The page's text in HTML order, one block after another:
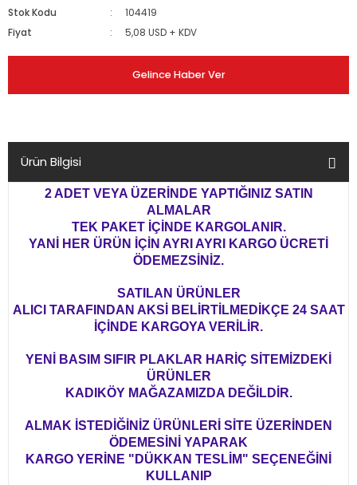
Stok Kodu
104419
Fiyat
5,08 USD + KDV
Gelince Haber Ver
Ürün Bilgisi
2 ADET VEYA ÜZERİNDE YAPTIĞINIZ SATIN
ALMALAR
TEK PAKET İÇİNDE KARGOLANIR.
YANİ HER ÜRÜN İÇİN AYRI AYRI KARGO ÜCRETİ
ÖDEMEZSİNİZ.
SATILAN ÜRÜNLER
ALICI TARAFINDAN AKSİ BELİRTİLMEDİKÇE 24 SAAT
İÇİNDE KARGOYA VERİLİR.
YENİ BASIM SIFIR PLAKLAR HARİÇ SİTEMİZDEKİ
ÜRÜNLER
KADIKÖY MAĞAZAMIZDA DEĞİLDİR.
ALMAK İSTEDİĞİNİZ ÜRÜNLERİ SİTE ÜZERİNDEN
ÖDEMESİNİ YAPARAK
KARGO YERİNE "DÜKKAN TESLİM" SEÇENEĞİNİ
KULLANIP